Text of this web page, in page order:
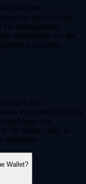
Sie Ihre
Sie dient als Ihre
reibungsloses
Plattformen wie die
zu haben.
einfach eine
Profil und schließen
Apps wie
Sie können alles in
einrichten.
Wallet?